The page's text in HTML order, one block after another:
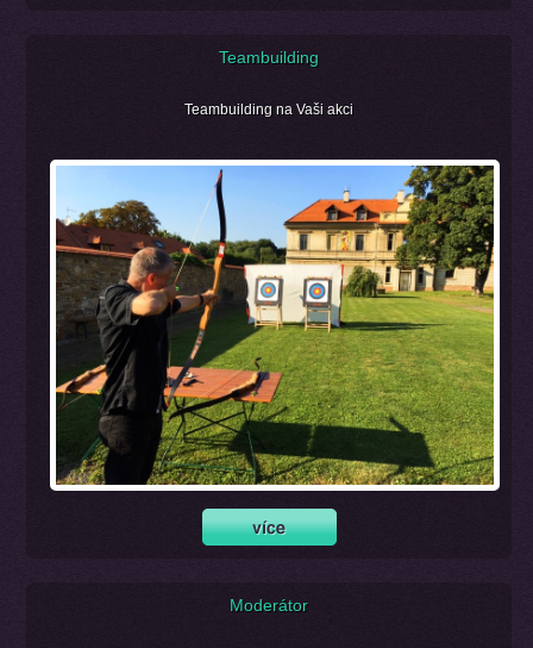
Teambuilding
Teambuilding na Vaši akci
Moderátor